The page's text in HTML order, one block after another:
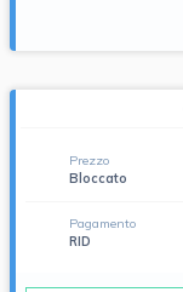
Prezzo
Bloccato
Pagamento
RID